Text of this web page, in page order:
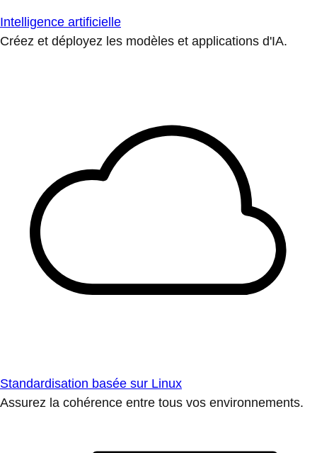
Intelligence artificielle
Créez et déployez les modèles et applications d'IA.
Standardisation basée sur Linux
Assurez la cohérence entre tous vos environnements.